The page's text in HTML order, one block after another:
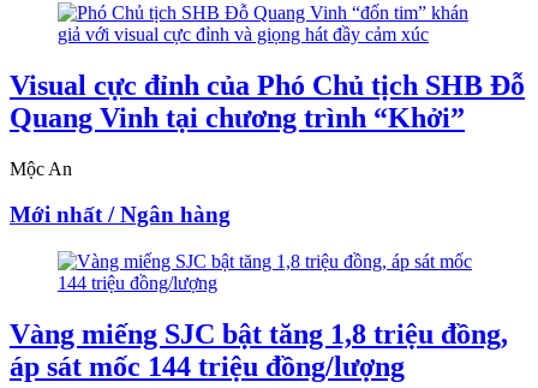
Visual cực đỉnh của Phó Chủ tịch SHB Đỗ
Quang Vinh tại chương trình “Khởi”
Mộc An
Mới nhất / Ngân hàng
Vàng miếng SJC bật tăng 1,8 triệu đồng,
áp sát mốc 144 triệu đồng/lượng